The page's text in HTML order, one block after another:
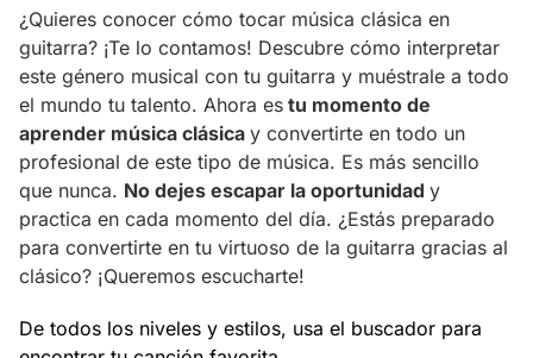
¿Quieres conocer cómo tocar música clásica en
guitarra? ¡Te lo contamos! Descubre cómo interpretar
este género musical con tu guitarra y muéstrale a todo
el mundo tu talento. Ahora es tu momento de
aprender música clásica y convertirte en todo un
profesional de este tipo de música. Es más sencillo
que nunca. No dejes escapar la oportunidad y
practica en cada momento del día. ¿Estás preparado
para convertirte en tu virtuoso de la guitarra gracias al
clásico? ¡Queremos escucharte!
De todos los niveles y estilos, usa el buscador para